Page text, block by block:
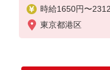
時給1650円〜
全支給(ガソリン代
東京都港区